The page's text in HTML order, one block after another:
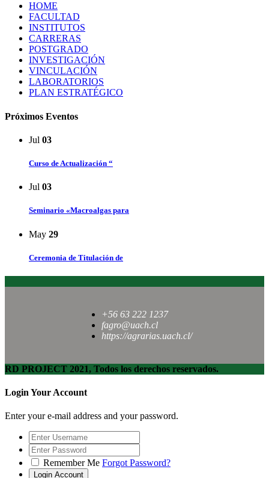
HOME
FACULTAD
INSTITUTOS
CARRERAS
POSTGRADO
INVESTIGACIÓN
VINCULACIÓN
LABORATORIOS
PLAN ESTRATÉGICO
Próximos Eventos
Jul 03
Curso de Actualización “
Jul 03
Seminario «Macroalgas para
May 29
Ceremonia de Titulación de
+56 63 222 1237
fagro@uach.cl
https://agrarias.uach.cl/
RD PROJECT 2021, Todos los derechos reservados.
Login Your Account
Enter your e-mail address and your password.
Remember Me Forgot Password?